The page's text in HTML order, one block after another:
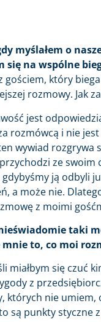
myślałem o
się na wspólne
gościem, który
rozmowy. Jak
jest
rozmówcą i nie
wywiad rozgrywa
ze
gdybyśmy ją odbyli
a może nie.
z moimi
taki
to, co moi
miałbym się
z
których nie
są punkty